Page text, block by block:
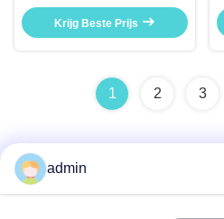
test insert
Krijg Beste Prijs
1 2 3
Snel contact
admin